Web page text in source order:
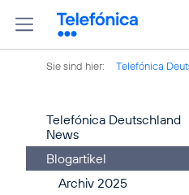
Sie sind hier: Telefónica
Telefónica Deutschland
News
Blogartikel
Archiv 2025